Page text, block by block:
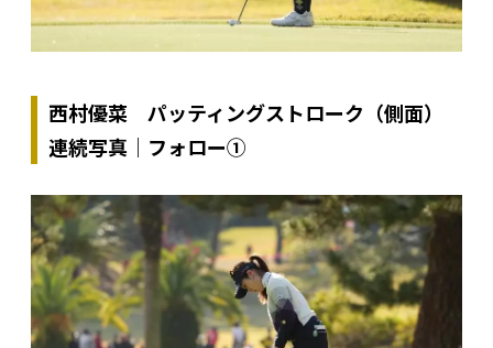
西村優菜 パッティングストローク（側面）
連続写真｜フォロー①